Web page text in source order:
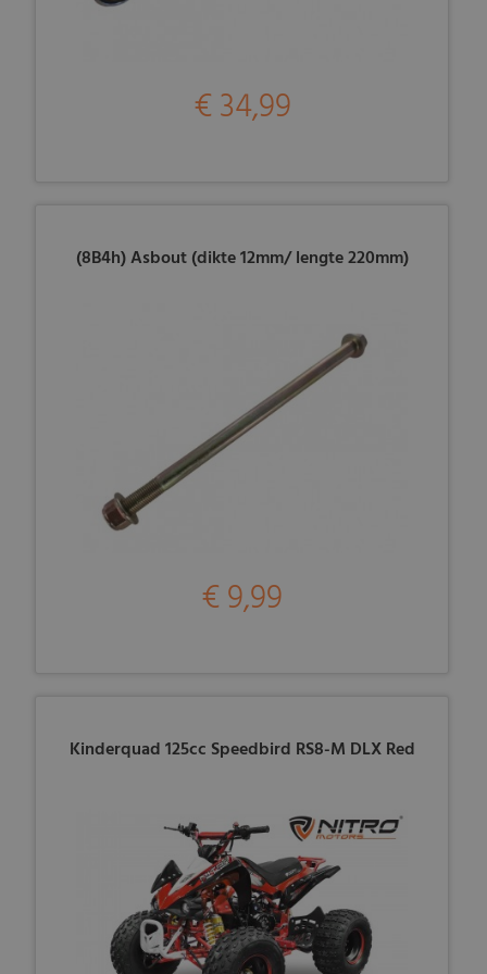
€ 34,99
(8B4h) Asbout (dikte 12mm/ lengte 220mm)
€ 9,99
Kinderquad 125cc Speedbird RS8-M DLX Red